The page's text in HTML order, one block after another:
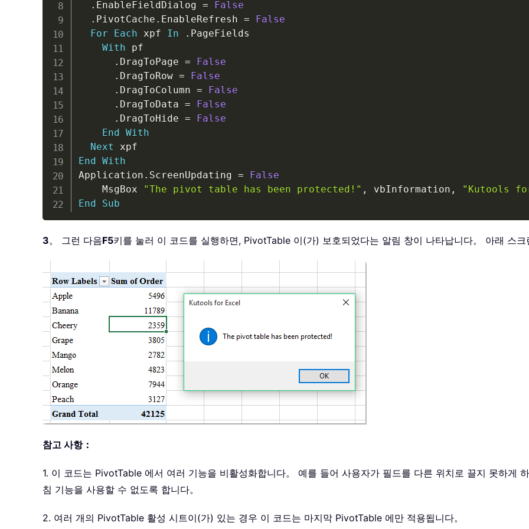
. EnableFieldDialog =
False
. PivotCache . EnableRefresh =
False
For
Each xpf In . PageFields
With pf
. DragToPage =
False
. DragToRow =
False
. DragToColumn =
False
. DragToData =
False
. DragToHide =
False
End
With
Next
End
With
Application . ScreenUpdating =
False
    MsgBox
"The pivot table has been protected!" , vbInformation ,
"Kutools
End
Sub
3。 그런 다음F5키를 눌러 이 코드를 실행하면, PivotTable 이(가) 보호되었다는 알림 창이 나타납니다。 아래 스크
참고 사항：
1. 이 코드는 PivotTable 에서 여러 기능을 비활성화합니다。 예를 들어 사용자가 필드를 다른 위치로 끌지 못하게
침 기능을 사용할 수 없도록 합니다。
2. 여러 개의 PivotTable 활성 시트이(가) 있는 경우 이 코드는 마지막 PivotTable 에만 적용됩니다。